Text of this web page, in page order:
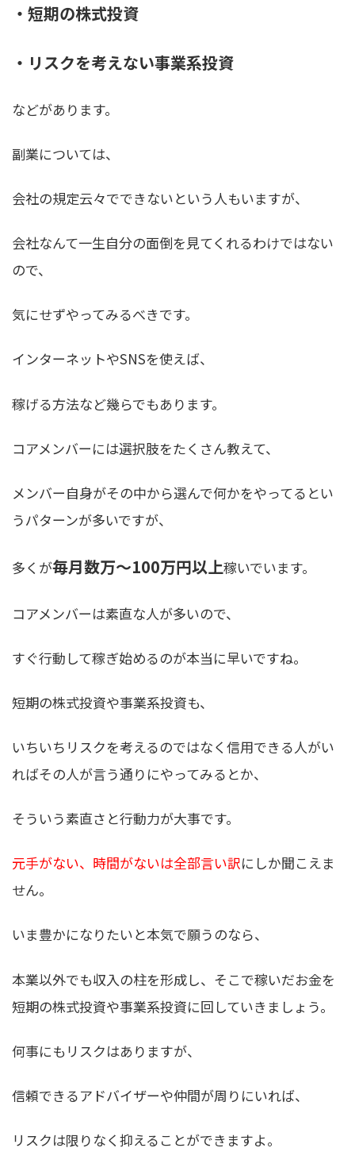
・短期の株式投資
・リスクを考えない事業系投資
などがあります。
副業については、
会社の規定云々でできないという人もいますが、
会社なんて一生自分の面倒を見てくれるわけではない
ので、
気にせずやってみるべきです。
インターネットやSNSを使えば、
稼げる方法など幾らでもあります。
コアメンバーには選択肢をたくさん教えて、
メンバー自身がその中から選んで何かをやってるとい
うパターンが多いですが、
多くが毎月数万〜100万円以上稼いでいます。
コアメンバーは素直な人が多いので、
すぐ行動して稼ぎ始めるのが本当に早いですね。
短期の株式投資や事業系投資も、
いちいちリスクを考えるのではなく信用できる人がい
ればその人が言う通りにやってみるとか、
そういう素直さと行動力が大事です。
元手がない、時間がないは全部言い訳にしか聞こえま
せん。
いま豊かになりたいと本気で願うのなら、
本業以外でも収入の柱を形成し、そこで稼いだお金を
短期の株式投資や事業系投資に回していきましょう。
何事にもリスクはありますが、
信頼できるアドバイザーや仲間が周りにいれば、
リスクは限りなく抑えることができますよ。